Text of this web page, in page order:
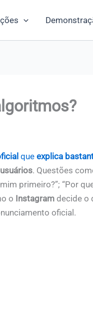
que explica
. Questões
primeiro?”; “Por
o Instagram decide o
oficial.